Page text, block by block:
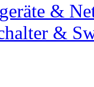
&
&